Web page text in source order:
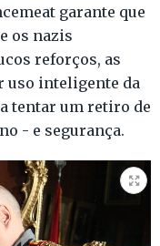
garante que
os nazis
reforços, as
uso inteligente da
tentar um retiro de
- e segurança.